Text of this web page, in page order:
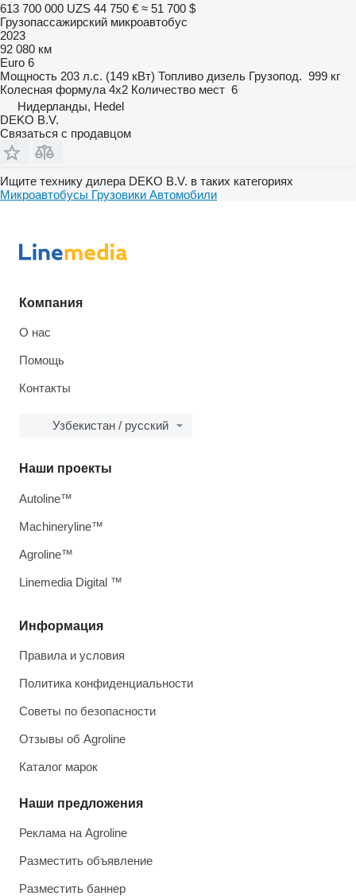
613 700 000 UZS 44 750 € ≈ 51 700 $
Грузопассажирский микроавтобус
2023
92 080 км
Euro 6
Мощность 203 л.с. (149 кВт) Топливо дизель Грузопод. 999 кг
Колесная формула 4x2 Количество мест 6
Нидерланды, Hedel
DEKO B.V.
Связаться с продавцом
Ищите технику дилера DEKO B.V. в таких категориях
Микроавтобусы Грузовики Автомобили
Компания
О нас
Помощь
Контакты
Узбекистан / русский
Информация
Правила и условия
Политика конфиденциальности
Советы по безопасности
Отзывы об Agroline
Каталог марок
Наши предложения
Реклама на Agroline
Разместить объявление
Разместить баннер
Наши проекты
Autoline™
Machineryline™
Agroline™
Linemedia Digital ™